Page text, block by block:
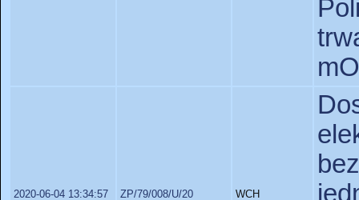
2020-06-04 13:34:57 ZP/79/008/U/20 WCH